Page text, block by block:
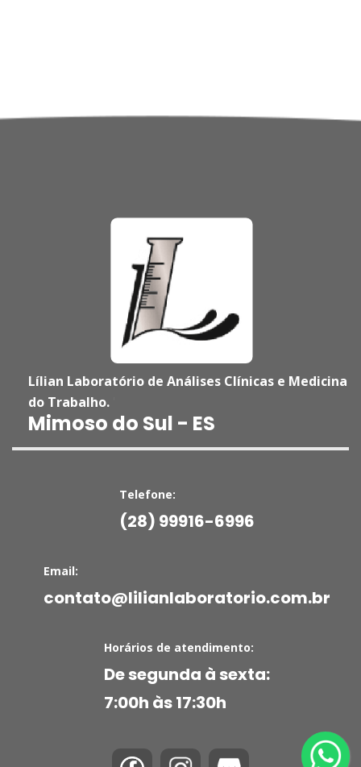
Lílian Laboratório de Análises Clínicas e Medicina
do Trabalho.
Mimoso do Sul - ES
Telefone:
(28) 99916-6996
Email:
contato@lilianlaboratorio.com.br
Horários de atendimento:
De segunda à sexta:
7:00h às 17:30h